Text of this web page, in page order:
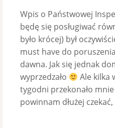
Wpis o Państwowej
będę się posługiwać
było krócej) był
must have do
dawna. Jak się jednak
wyprzedzało
Ale kilka
tygodni przekonało
powinnam dłużej